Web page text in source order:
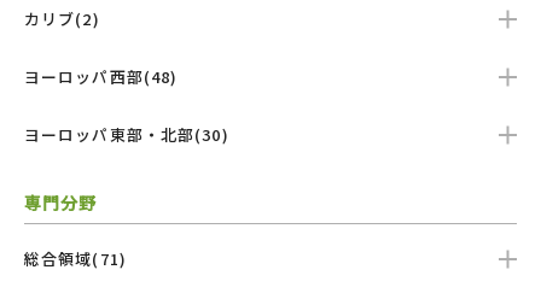
カリブ(2)
ヨーロッパ西部(48)
ヨーロッパ東部・北部(30)
専門分野
総合領域(71)